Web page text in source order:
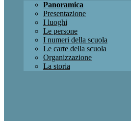
Panoramica
Presentazione
I luoghi
Le persone
I numeri della scuola
Le carte della scuola
Organizzazione
La storia